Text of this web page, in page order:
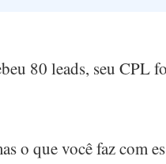
80 leads, seu CPL
o que você faz com